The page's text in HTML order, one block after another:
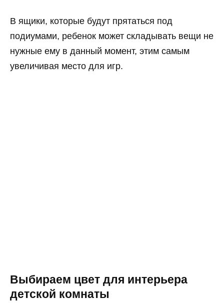
В ящики, которые будут прятаться под
подиумами, ребенок может складывать вещи не
нужные ему в данный момент, этим самым
увеличивая место для игр.
Выбираем цвет для интерьера
детской комнаты